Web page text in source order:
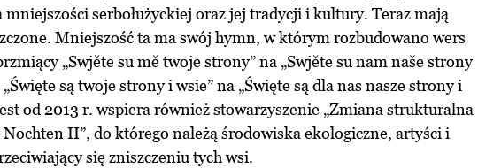
mniejszości serbołużyckiej oraz jej tradycji i kultury. Teraz mają
Mniejszość ta ma swój hymn, w którym rozbudowano wers
„Swjěte su mě twoje strony” na „Swjěte su nam naše strony
są twoje strony i wsie” na „Święte są dla nas nasze strony i
od 2013 r. wspiera również stowarzyszenie „Zmiana strukturalna
Nochten II”, do którego należą środowiska ekologiczne, artyści i
się zniszczeniu tych wsi.